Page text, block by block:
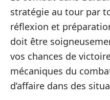
stratégie au tour par
réflexion et
doit être
vos chances de
mécaniques du
d’affaire dans des